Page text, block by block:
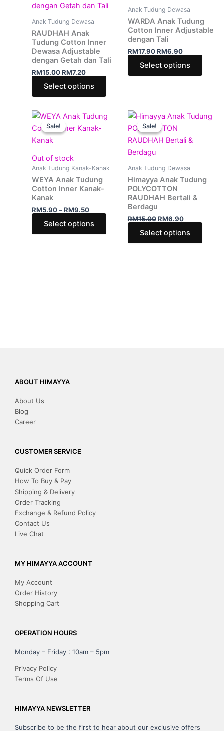
Anak Tudung Dewasa
RAUDHAH Anak
Tudung Cotton Inner
Dewasa Adjustable
dengan Getah dan Tali
RM15.00 RM7.20
Select options
multiple
variants.
options
be
chosen
product
Anak Tudung Dewasa
WARDA Anak Tudung
Cotton Inner Adjustable
dengan Tali
RM17.90RM6.90
Select options
The
may
Sale!
Out of stock
Sale!
Anak Tudung Kanak-Kanak
WEYA Anak Tudung
Cotton Inner Kanak-
Kanak
RM5.90 – RM9.50
Price
range:
RM5.90
Select options
This
product
multiple
variants.
options
be
chosen
on
Sale!
Sale!
Anak Tudung Dewasa
Himayya Anak Tudung
POLYCOTTON
RAUDHAH Bertali &
Berdagu
RM15.00
Original
price
was:
RM15.00.
RM6.90
Current
RM6.90.
Select options
This
ABOUT HIMAYYA
About Us
Blog
Career
CUSTOMER SERVICE
Quick Order Form
How To Buy & Pay
Shipping & Delivery
Order Tracking
Exchange & Refund Policy
Contact Us
Live Chat
MY HIMAYYA ACCOUNT
My Account
Order History
Shopping Cart
OPERATION HOURS
Monday – Friday : 10am – 5pm
Privacy Policy
Terms Of Use
HIMAYYA NEWSLETTER
Subscribe to be the first to hear about our exclusive offers